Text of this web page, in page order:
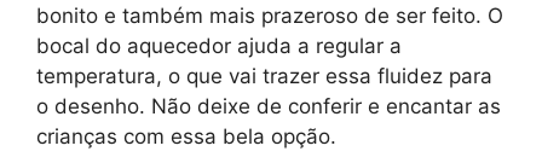
bonito e também mais prazeroso de ser feito. O
bocal do aquecedor ajuda a regular a
temperatura, o que vai trazer essa fluidez para
o desenho. Não deixe de conferir e encantar as
crianças com essa bela opção.